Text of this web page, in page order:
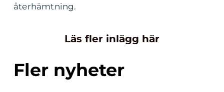
återhämtning.
Läs fler inlägg här
Fler nyheter